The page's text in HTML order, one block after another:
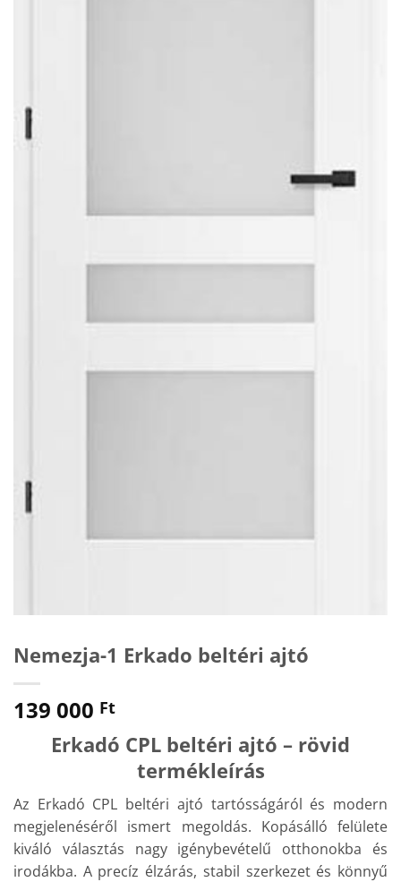
Nemezja-1 Erkado beltéri ajtó
139 000 Ft
Erkadó CPL beltéri ajtó – rövid
termékleírás
Az Erkadó CPL beltéri ajtó tartósságáról és modern
megjelenéséről ismert megoldás. Kopásálló felülete
kiváló választás nagy igénybevételű otthonokba és
irodákba. A precíz élzárás, stabil szerkezet és könnyű